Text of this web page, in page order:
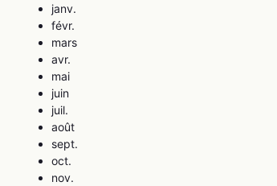
janv.
févr.
mars
avr.
mai
juin
juil.
août
sept.
oct.
nov.